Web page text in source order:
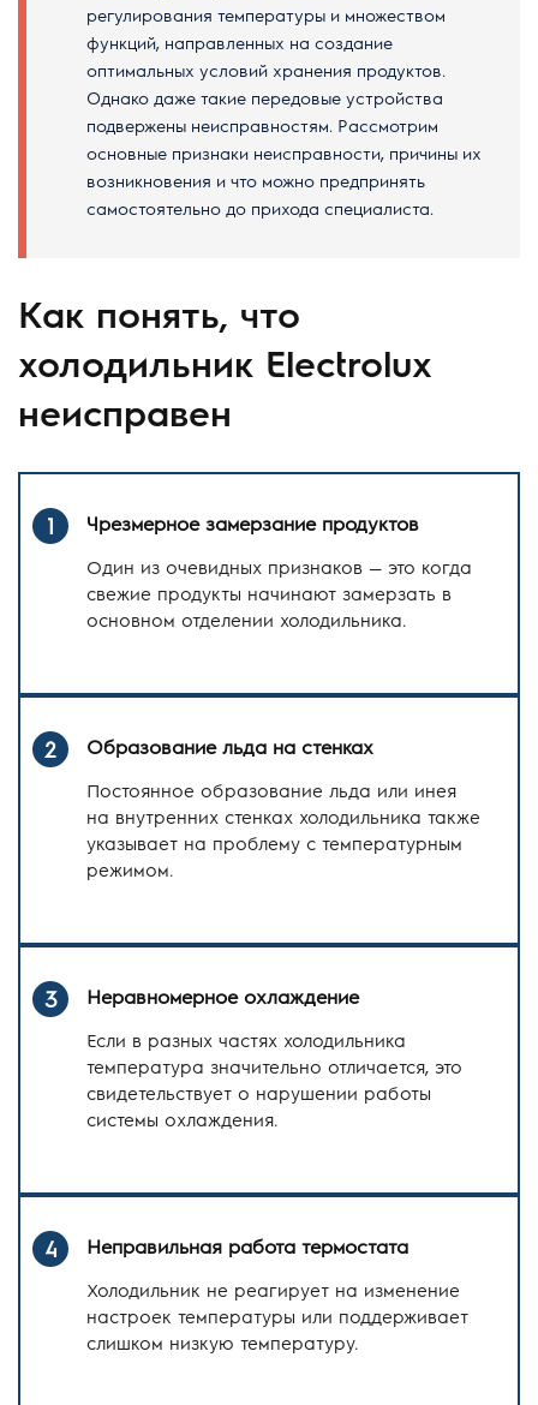
регулирования температуры и множеством
функций, направленных на создание
оптимальных условий хранения продуктов.
Однако даже такие передовые устройства
подвержены неисправностям. Рассмотрим
основные признаки неисправности, причины их
возникновения и что можно предпринять
самостоятельно до прихода специалиста.
Как понять, что
холодильник Electrolux
неисправен
1 Чрезмерное замерзание продуктов
Один из очевидных признаков — это когда
свежие продукты начинают замерзать в
основном отделении холодильника.
2 Образование льда на стенках
Постоянное образование льда или инея
на внутренних стенках холодильника также
указывает на проблему с температурным
режимом.
3 Неравномерное охлаждение
Если в разных частях холодильника
температура значительно отличается, это
свидетельствует о нарушении работы
системы охлаждения.
4 Неправильная работа термостата
Холодильник не реагирует на изменение
настроек температуры или поддерживает
слишком низкую температуру.